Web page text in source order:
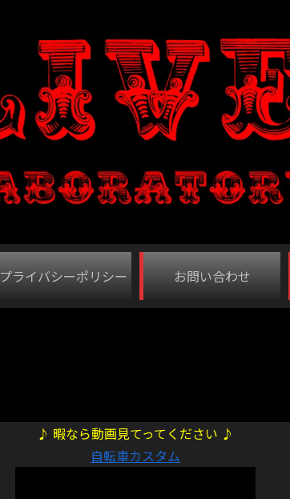
プライバシーポリシー お問い合わせ
♪ 暇なら動画見てってください ♪
自転車カスタム